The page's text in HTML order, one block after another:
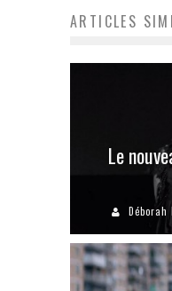
ARTICLES
Le
Déborah